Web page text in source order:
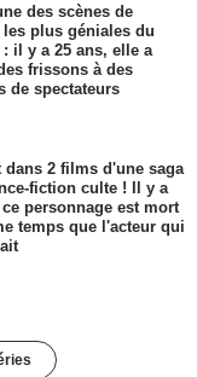
des scènes de
les plus géniales du
il y a 25 ans, elle a
frissons à des
de spectateurs
dans 2 films d'une saga
fiction culte ! Il y a
personnage est mort
temps que l'acteur qui